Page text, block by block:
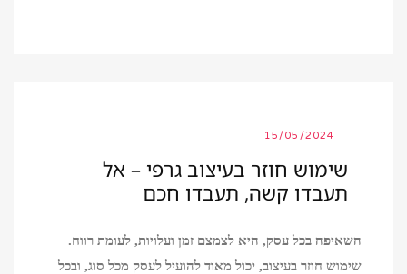
15/05/2024
שימוש חוזר בעיצוב גרפי – אל
תעבדו קשה, תעבדו חכם
השאיפה בכל עסק, היא לצמצם זמן ועלויות, לעומת רווח.
שימוש חוזר בעיצוב, יכול מאוד להועיל לעסק מכל סוג, ובכל